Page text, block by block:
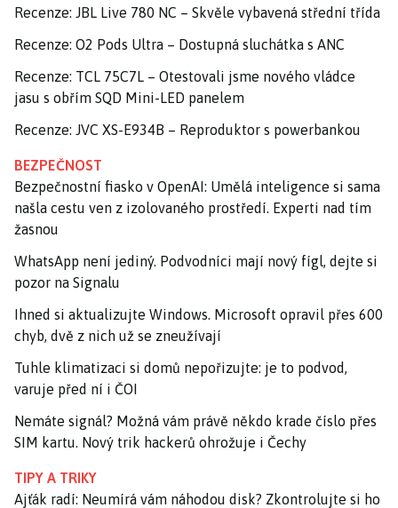
Recenze: JBL Live 780 NC – Skvěle vybavená střední třída
Recenze: O2 Pods Ultra – Dostupná sluchátka s ANC
Recenze: TCL 75C7L – Otestovali jsme nového vládce
jasu s obřím SQD Mini-LED panelem
Recenze: JVC XS-E934B – Reproduktor s powerbankou
BEZPEČNOST
Bezpečnostní fiasko v OpenAI: Umělá inteligence si sama
našla cestu ven z izolovaného prostředí. Experti nad tím
žasnou
WhatsApp není jediný. Podvodníci mají nový fígl, dejte si
pozor na Signalu
Ihned si aktualizujte Windows. Microsoft opravil přes 600
chyb, dvě z nich už se zneužívají
Tuhle klimatizaci si domů nepořizujte: je to podvod,
varuje před ní i ČOI
Nemáte signál? Možná vám právě někdo krade číslo přes
SIM kartu. Nový trik hackerů ohrožuje i Čechy
TIPY A TRIKY
Ajťák radí: Neumírá vám náhodou disk? Zkontrolujte si ho